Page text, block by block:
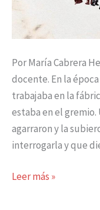
Por María Cabrera
docente. En la
trabajaba en la
estaba en el
agarraron y la
interrogarla y que
Leer más »